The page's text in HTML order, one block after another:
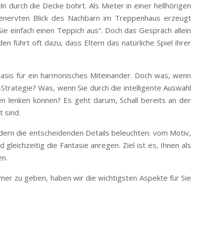
durch die Decke bohrt. Als Mieter in einer hellhörigen
Blick des Nachbarn im Treppenhaus erzeugt
einfach einen Teppich aus“. Doch das Gespräch allein
führt oft dazu, dass Eltern das natürliche Spiel ihrer
für ein harmonisches Miteinander. Doch was, wenn
Was, wenn Sie durch die intelligente Auswahl
lenken können? Es geht darum, Schall bereits an der
sind.
die entscheidenden Details beleuchten: vom Motiv,
gleichzeitig die Fantasie anregen. Ziel ist es, Ihnen als
zu geben, haben wir die wichtigsten Aspekte für Sie